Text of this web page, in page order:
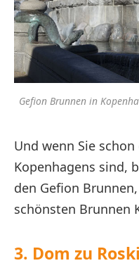
Gefion Brunnen in
Und wenn Sie
Kopenhagens sind,
den Gefion
schönsten Brunnen
3. Dom zu